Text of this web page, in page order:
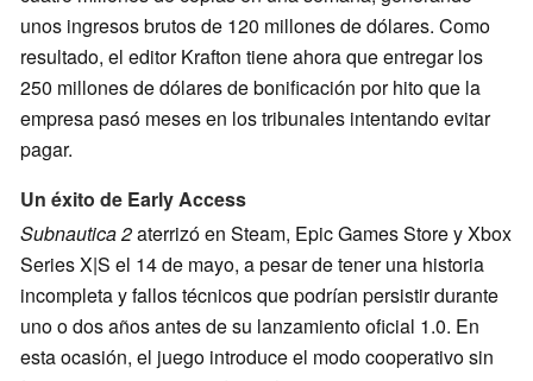
unos ingresos brutos de 120 millones de dólares. Como
resultado, el editor Krafton tiene ahora que entregar los
250 millones de dólares de bonificación por hito que la
empresa pasó meses en los tribunales intentando evitar
pagar.
Un éxito de Early Access
Subnautica 2aterrizó en Steam, Epic Games Store y Xbox
Series X|S el 14 de mayo, a pesar de tener una historia
incompleta y fallos técnicos que podrían persistir durante
uno o dos años antes de su lanzamiento oficial 1.0. En
esta ocasión, el juego introduce el modo cooperativo sin